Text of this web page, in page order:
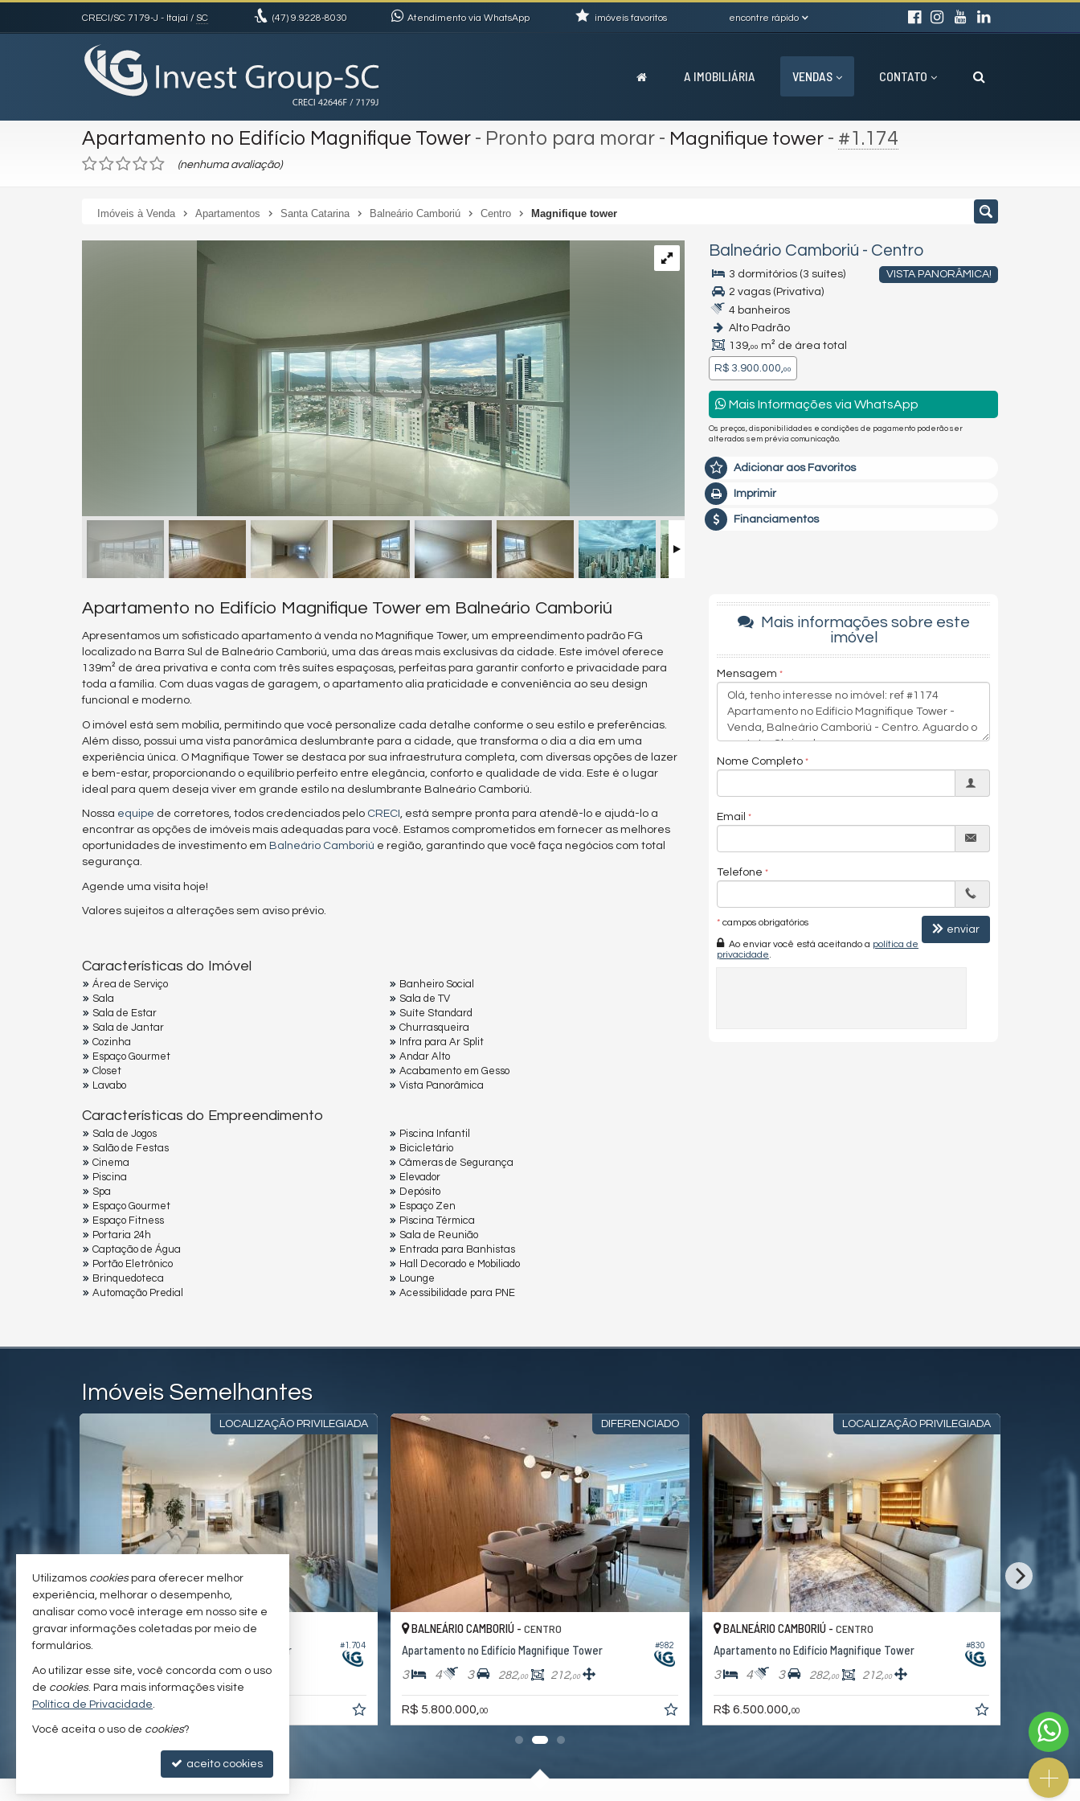
CRECI/SC 7179-J - Itajaí / SC (47) 9.9228-8030 Atendimento via WhatsApp encontre rápido
imóveis favoritos
A IMOBILIÁRIA VENDAS CONTATO
Apartamento no Edifício Magnifique Tower - Pronto para morar - Magnifique tower - #1.174
(nenhuma avaliação)
Imóveis à Venda Apartamentos Santa Catarina Balneário Camboriú Centro Magnifique tower
Balneário Camboriú - Centro
VISTA PANORÂMICA!
3 dormitórios (3 suítes)
2 vagas (Privativa)
4 banheiros
Alto Padrão
139,00 m² de área total
R$ 3.900.000,00
Mais Informações via WhatsApp
Os preços, disponibilidades e condições de pagamento poderão ser
alterados sem prévia comunicação.
Adicionar aos Favoritos
Imprimir
Financiamentos
Apartamento no Edifício Magnifique Tower em Balneário Camboriú
Apresentamos um sofisticado apartamento à venda no Magnifique Tower, um empreendimento padrão FG
localizado na Barra Sul de Balneário Camboriú, uma das áreas mais exclusivas da cidade. Este imóvel oferece
139m² de área privativa e conta com três suítes espaçosas, perfeitas para garantir conforto e privacidade para
toda a família. Com duas vagas de garagem, o apartamento alia praticidade e conveniência ao seu design
funcional e moderno.
O imóvel está sem mobília, permitindo que você personalize cada detalhe conforme o seu estilo e preferências.
Além disso, possui uma vista panorâmica deslumbrante para a cidade, que transforma o dia a dia em uma
experiência única. O Magnifique Tower se destaca por sua infraestrutura completa, com diversas opções de lazer
e bem-estar, proporcionando o equilíbrio perfeito entre elegância, conforto e qualidade de vida. Este é o lugar
ideal para quem deseja viver em grande estilo na deslumbrante Balneário Camboriú.
Nossa equipe de corretores, todos credenciados pelo CRECI , está sempre pronta para atendê-lo e ajudá-lo a
encontrar as opções de imóveis mais adequadas para você. Estamos comprometidos em fornecer as melhores
oportunidades de investimento em Balneário Camboriú e região, garantindo que você faça negócios com total
segurança.
Agende uma visita hoje!
Valores sujeitos a alterações sem aviso prévio.
Características do Imóvel
Área de Serviço
Sala
Sala de Estar
Sala de Jantar
Cozinha
Espaço Gourmet
Closet
Lavabo
Banheiro Social
Sala de TV
Suíte Standard
Churrasqueira
Infra para Ar Split
Andar Alto
Acabamento em Gesso
Vista Panorâmica
Características do Empreendimento
Sala de Jogos
Salão de Festas
Cinema
Piscina
Spa
Espaço Gourmet
Espaço Fitness
Portaria 24h
Captação de Água
Portão Eletrônico
Brinquedoteca
Automação Predial
Piscina Infantil
Bicicletário
Câmeras de Segurança
Elevador
Depósito
Espaço Zen
Pìscina Térmica
Sala de Reunião
Entrada para Banhistas
Hall Decorado e Mobiliado
Lounge
Acessibilidade para PNE
Mais informações sobre este
imóvel
Mensagem
Nome Completo
Email
Telefone
* campos obrigatórios
Ao enviar você está aceitando a política de
privacidade
enviar
Imóveis Semelhantes
#1.032
LOCALIZAÇÃO PRIVILEGIADA
#1.704
BALNEÁRIO CAMBORIÚ -CENTRO
Apartamento no Edifício Magnifique Tower
3 4 2 282, 138,
R$ 5.768.000,
DIFERENCIADO
#982
BALNEÁRIO CAMBORIÚ -CENTRO
Apartamento no Edifício Magnifique Tower
3 4 3 282,00 212,00
R$ 5.800.000,00
LOCALIZAÇÃO PRIVILEGIADA
#830
BALNEÁRIO CAMBORIÚ - CENTRO
Apartamento no Edifício Magnifique Tower
3 4 3 282,00 212,00
R$ 6.500.000, 00
Utilizamos cookiespara oferecer melhor
experiência, melhorar o desempenho,
analisar como você interage em nosso site e
gravar informações coletadas por meio de
formulários.
Ao utilizar esse site, você concorda com o uso
de cookies. Para mais informações visite
Política de Privacidade.
Você aceita o uso de cookies?
aceito cookies